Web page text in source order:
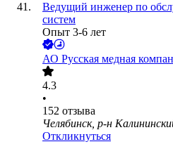
Ведущий инженер по
систем
Опыт 3-6 лет
АО Русская медная
4.3
•
152 отзыва
Челябинск, р-н
Откликнуться